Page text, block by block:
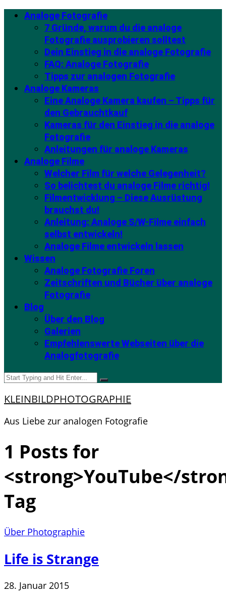
Analoge Fotografie
7 Gründe, warum du die analoge
Fotografie ausprobieren solltest
Dein Einstieg in die analoge Fotografie
FAQ: Analoge Fotografie
Tipps zur analogen Fotografie
Analoge Kameras
Eine Analoge Kamera kaufen – Tipps für
den Gebrauchtkauf
Kameras für den Einstieg in die analoge
Fotografie
Anleitungen für analoge Kameras
Analoge Filme
Welcher Film für welche Gelegenheit?
So belichtest du analoge Filme richtig!
Filmentwicklung – Diese Ausrüstung
brauchst du!
Anleitung: Analoge S/W-Filme einfach
selbst entwickeln!
Analoge Filme entwickeln lassen
Wissen
Analoge Fotografie Foren
Zeitschriften und Bücher über analoge
Fotografie
Blog
Über den Blog
Galerien
Empfehlenswerte Webseiten über die
Analogfotografie
KLEINBILDPHOTOGRAPHIE
Aus Liebe zur analogen Fotografie
1 Posts for
<strong>YouTube</
Tag
Über Photographie
Life is Strange
28. Januar 2015